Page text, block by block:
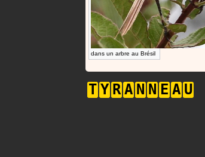
dans un arbre au Brésil
T Y R A N N E A U